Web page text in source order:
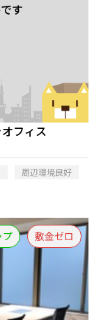
す
フィス
周辺環境良好
プ 敷金ゼロ